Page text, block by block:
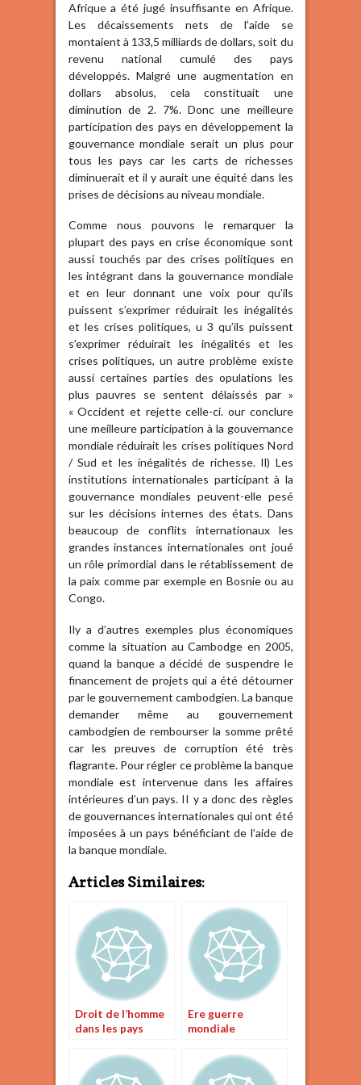
Afrique a été jugé insuffisante en Afrique.
Les décaissements nets de l’aide se
montaient à 133,5 milliards de dollars, soit du
revenu national cumulé des pays
développés. Malgré une augmentation en
dollars absolus, cela constituait une
diminution de 2. 7%. Donc une meilleure
participation des pays en développement la
gouvernance mondiale serait un plus pour
tous les pays car les carts de richesses
diminuerait et il y aurait une équité dans les
prises de décisions au niveau mondiale.
Comme nous pouvons le remarquer la
plupart des pays en crise économique sont
aussi touchés par des crises politiques en
les intégrant dans la gouvernance mondiale
et en leur donnant une voix pour qu’ils
puissent s’exprimer réduirait les inégalités
et les crises politiques, u 3 qu’ils puissent
s’exprimer réduirait les inégalités et les
crises politiques, un autre problème existe
aussi certaines parties des opulations les
plus pauvres se sentent délaissés par »
« Occident et rejette celle-ci. our conclure
une meilleure participation à la gouvernance
mondiale réduirait les crises politiques Nord
/ Sud et les inégalités de richesse. Il) Les
institutions internationales participant à la
gouvernance mondiales peuvent-elle pesé
sur les décisions internes des états. Dans
beaucoup de conflits internationaux les
grandes instances internationales ont joué
un rôle primordial dans le rétablissement de
la paix comme par exemple en Bosnie ou au
Congo.
Ily a d’autres exemples plus économiques
comme la situation au Cambodge en 2005,
quand la banque a décidé de suspendre le
financement de projets qui a été détourner
par le gouvernement cambodgien. La banque
demander même au gouvernement
cambodgien de rembourser la somme prêté
car les preuves de corruption été très
flagrante. Pour régler ce problème la banque
mondiale est intervenue dans les affaires
intérieures d’un pays. II y a donc des règles
de gouvernances internationales qui ont été
imposées à un pays bénéficiant de l’aide de
la banque mondiale.
Articles Similaires:
Droit de l’homme
dans les pays
Ere guerre
mondiale